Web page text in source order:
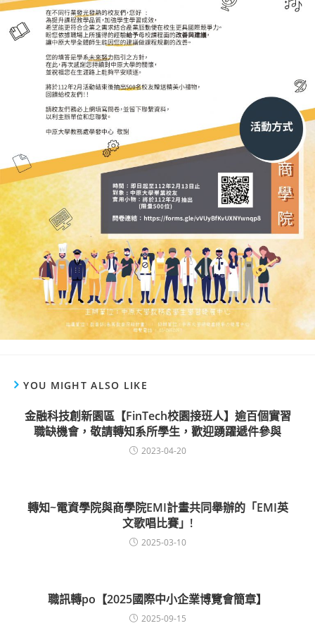
YOU MIGHT ALSO LIKE
金融科技創新園區【FinTech校園接班人】逾百個實習
職缺機會，敬請轉知系所學生，歡迎踴躍遞件參與
2023-04-20
轉知~電資學院與商學院EMI計畫共同舉辦的「EMI英
文歌唱比賽」!
2025-03-10
職訊轉po【2025國際中小企業博覽會簡章】
2025-09-15